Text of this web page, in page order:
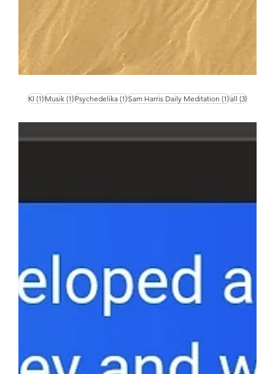
KI (1)1 Beitrag
Musik (1)1 Beitrag
Psychedelika (1)1 Beitrag
Sam Harris Daily Meditation (1)1 Beitrag
all (3)3